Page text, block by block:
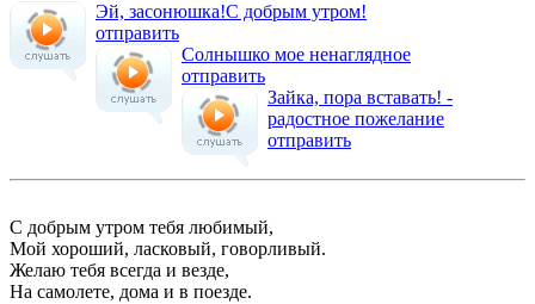
Эй, засонюшка!С добрым утром!
отправить
Солнышко мое ненаглядное
отправить
Зайка, пора вставать! -
радостное пожелание
отправить
С добрым утром тебя любимый,
Мой хороший, ласковый, говорливый.
Желаю тебя всегда и везде,
На самолете, дома и в поезде.